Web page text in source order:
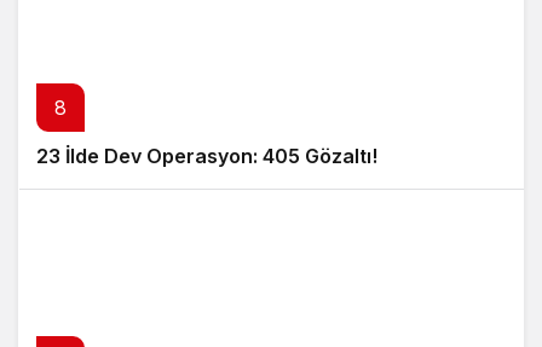
8
23 İlde Dev Operasyon: 405 Gözaltı!